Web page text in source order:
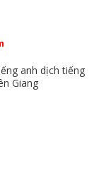
anh dịch tiếng
Giang